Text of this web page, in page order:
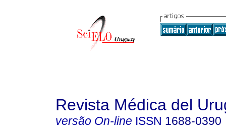
Revista Médica del
versão On-line ISSN 1688-0390